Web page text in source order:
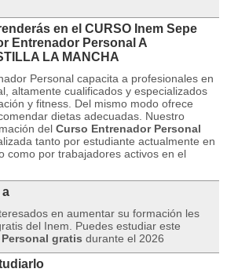
en el CURSO Inem Sepe
Entrenador Personal A
LA MANCHA
Personal capacita a profesionales en
altamente cualificados y especializados
y fitness. Del mismo modo ofrece
dietas adecuadas. Nuestro
del Curso Entrenador Personal
tanto por estudiante actualmente en
como por trabajadores activos en el
en aumentar su formación les
del Inem. Puedes estudiar este
gratis durante el 2026